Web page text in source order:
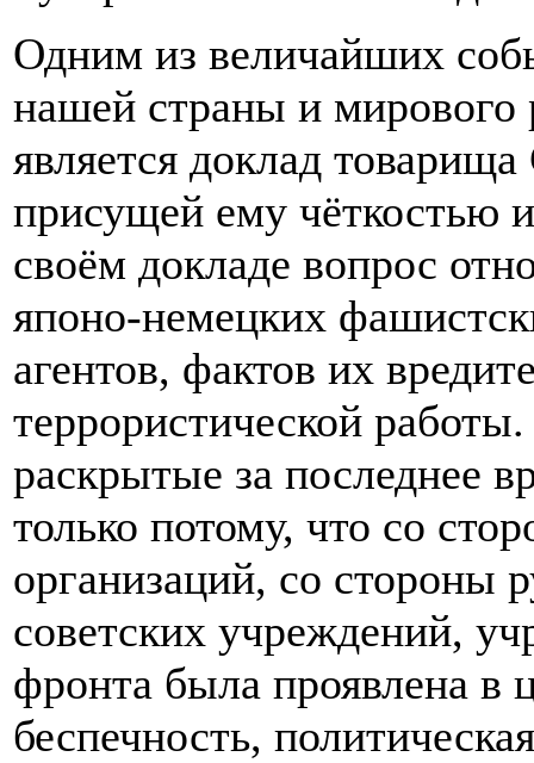
Одним из величайших
нашей страны и мирового
является доклад
присущей ему чёткостью
своём докладе вопрос
японо-немецких
агентов, фактов их
террористической
раскрытые за последнее
только потому, что со
организаций, со стороны
советских учреждений,
фронта была проявлена в
беспечность,